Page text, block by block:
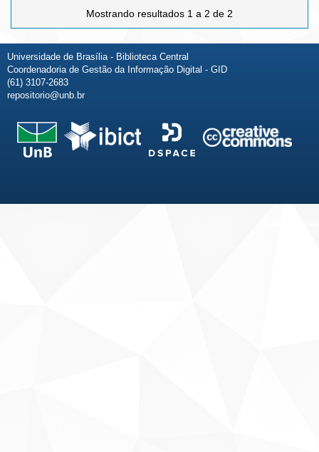
Mostrando resultados 1 a 2 de 2
Universidade de Brasília - Biblioteca Central
Coordenadoria de Gestão da Informação Digital - GID
(61) 3107-2683
repositorio@unb.br